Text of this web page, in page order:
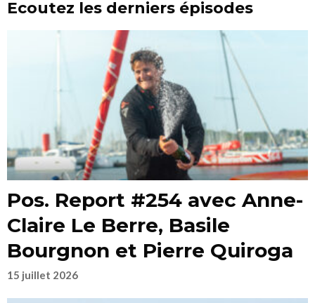
Ecoutez les derniers épisodes
Pos. Report #254 avec Anne-
Claire Le Berre, Basile
Bourgnon et Pierre Quiroga
15 juillet 2026